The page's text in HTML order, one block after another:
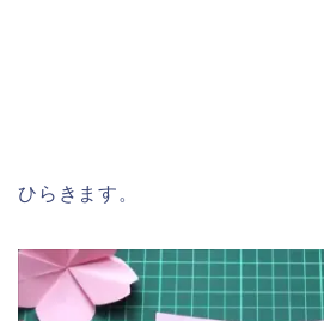
ひらきます。